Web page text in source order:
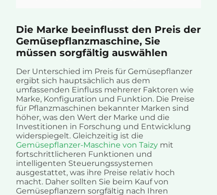
Die Marke beeinflusst den Preis der
Gemüsepflanzmaschine, Sie
müssen sorgfältig auswählen
Der Unterschied im Preis für Gemüsepflanzer
ergibt sich hauptsächlich aus dem
umfassenden Einfluss mehrerer Faktoren wie
Marke, Konfiguration und Funktion. Die Preise
für Pflanzmaschinen bekannter Marken sind
höher, was den Wert der Marke und die
Investitionen in Forschung und Entwicklung
widerspiegelt. Gleichzeitig ist die
Gemüsepflanzer-Maschine von Taizy mit
fortschrittlicheren Funktionen und
intelligenten Steuerungssystemen
ausgestattet, was ihre Preise relativ hoch
macht. Daher sollten Sie beim Kauf von
Gemüsepflanzern sorgfältig nach Ihren